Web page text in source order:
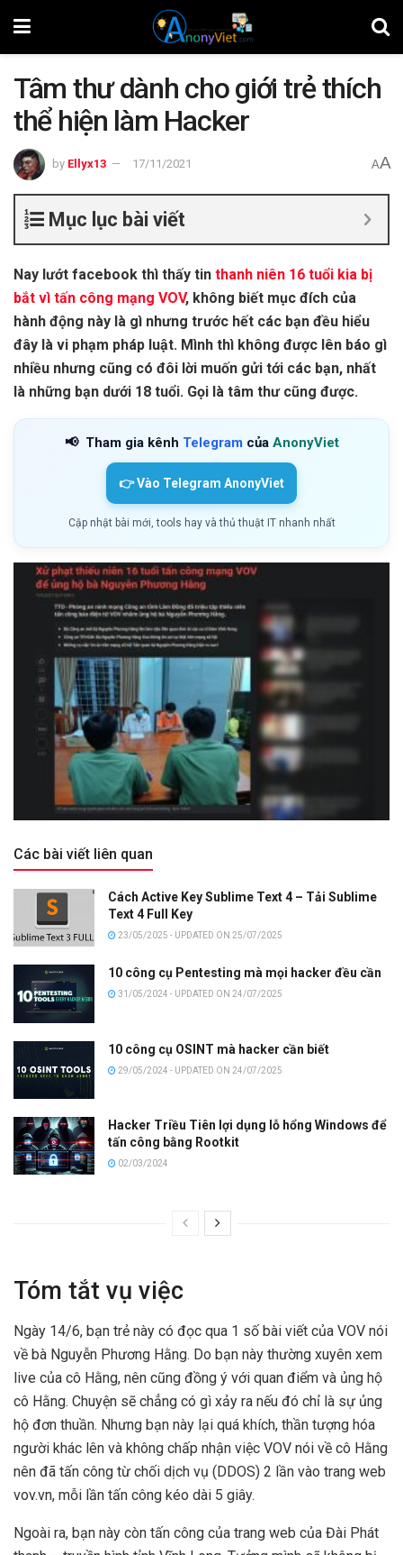
Tâm thư dành cho giới trẻ thích
thể hiện làm Hacker
by Ellyx13 17/11/2021 AA
Mục lục bài viết
Nay lướt facebook thì thấy tin thanh niên 16 tuổi kia bị
bắt vì tấn công mạng VOV, không biết mục đích của
hành động này là gì nhưng trước hết các bạn đều hiểu
đây là vi phạm pháp luật. Mình thì không được lên báo gì
nhiều nhưng cũng có đôi lời muốn gửi tới các bạn, nhất
là những bạn dưới 18 tuổi. Gọi là tâm thư cũng được.
📢 Tham gia kênh Telegram của AnonyViet
👉 Vào Telegram AnonyViet
Cập nhật bài mới, tools hay và thủ thuật IT nhanh nhất
Các bài viết liên quan
Cách Active Key Sublime Text 4 – Tải Sublime
Text 4 Full Key
23/05/2025 - UPDATED ON 25/07/2025
10 công cụ Pentesting mà mọi hacker đều cần
31/05/2024 - UPDATED ON 24/07/2025
10 công cụ OSINT mà hacker cần biết
29/05/2024 - UPDATED ON 24/07/2025
Hacker Triều Tiên lợi dụng lỗ hổng Windows để
tấn công bằng Rootkit
02/03/2024
Tóm tắt vụ việc
Ngày 14/6, bạn trẻ này có đọc qua 1 số bài viết của VOV nói
về bà Nguyễn Phương Hằng. Do bạn này thường xuyên xem
live của cô Hằng, nên cũng đồng ý với quan điểm và ủng hộ
cô Hằng. Chuyện sẽ chẳng có gì xảy ra nếu đó chỉ là sự ủng
hộ đơn thuần. Nhưng bạn này lại quá khích, thần tượng hóa
người khác lên và không chấp nhận việc VOV nói về cô Hằng
nên đã tấn công từ chối dịch vụ (DDOS) 2 lần vào trang web
vov.vn, mỗi lần tấn công kéo dài 5 giây.
Ngoài ra, bạn này còn tấn công của trang web của Đài Phát